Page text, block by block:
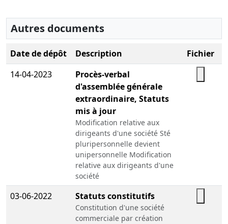
Autres documents
Date de dépôt Description
Fichier
14-04-2023
Procès-verbal
d'assemblée générale
extraordinaire, Statuts
mis à jour
Modification relative aux
dirigeants d'une société Sté
pluripersonnelle devient
unipersonnelle Modification
relative aux dirigeants d'une
société
03-06-2022 Statuts constitutifs
Constitution d'une société
commerciale par création